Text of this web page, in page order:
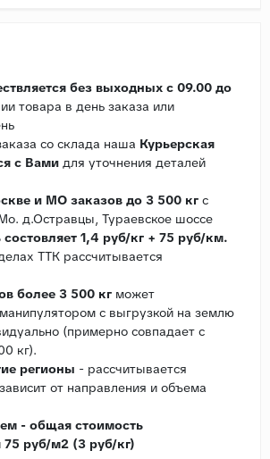
без выходных с 09.00 до
товара в день заказа или
со склада наша Курьерская
с Вами для уточнения деталей
и МО заказов до 3 500 кг с
д.Остравцы, Тураевское шоссе
1,4 руб/кг + 75 руб/км.
ТТК рассчитывается
более 3 500 кг может
с выгрузкой на землю
(примерно совпадает с
кг).
регионы - рассчитывается
от направления и объема
- общая стоимость
75 руб/м2 (3 руб/кг)